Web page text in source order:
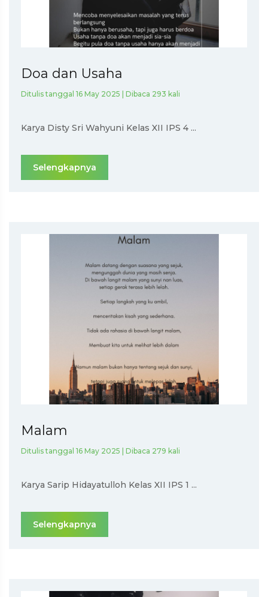
Doa dan Usaha
Ditulis tanggal 16 May 2025 | Dibaca 293 kali
Karya Disty Sri Wahyuni Kelas XII IPS 4 ...
Selengkapnya
Malam
Ditulis tanggal 16 May 2025 | Dibaca 279 kali
Karya Sarip Hidayatulloh Kelas XII IPS 1 ...
Selengkapnya